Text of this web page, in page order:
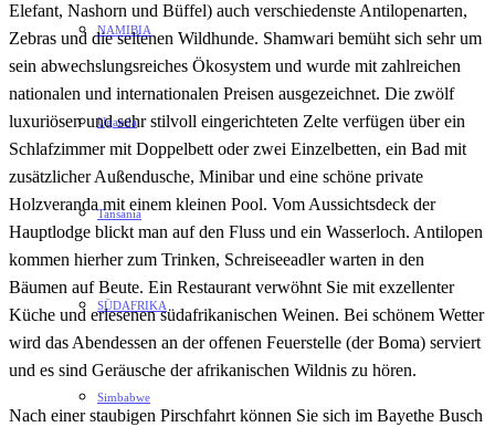
NAMIBIA
Uganda
Tansania
SÜDAFRIKA
Simbabwe
Elefant, Nashorn und Büffel) auch verschiedenste Antilopenarten,
Zebras und die seltenen Wildhunde. Shamwari bemüht sich sehr um
sein abwechslungsreiches Ökosystem und wurde mit zahlreichen
nationalen und internationalen Preisen ausgezeichnet. Die zwölf
luxuriösen und sehr stilvoll eingerichteten Zelte verfügen über ein
Schlafzimmer mit Doppelbett oder zwei Einzelbetten, ein Bad mit
zusätzlicher Außendusche, Minibar und eine schöne private
Holzveranda mit einem kleinen Pool. Vom Aussichtsdeck der
Hauptlodge blickt man auf den Fluss und ein Wasserloch. Antilopen
kommen hierher zum Trinken, Schreiseeadler warten in den
Bäumen auf Beute. Ein Restaurant verwöhnt Sie mit exzellenter
Küche und erlesenen südafrikanischen Weinen. Bei schönem Wetter
wird das Abendessen an der offenen Feuerstelle (der Boma) serviert
und es sind Geräusche der afrikanischen Wildnis zu hören.
Nach einer staubigen Pirschfahrt können Sie sich im Bayethe Busch